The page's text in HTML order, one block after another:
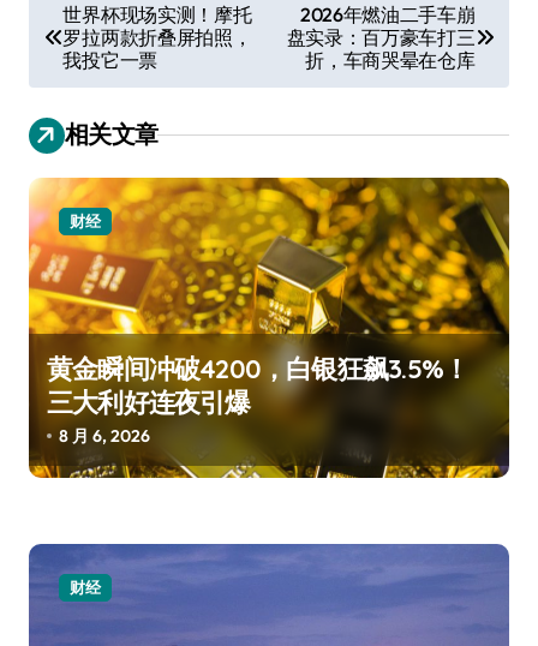
章
导
航
世界杯现场实测！摩托
罗拉两款折叠屏拍照，
我投它一票
2026年燃油二手车崩
盘实录：百万豪车打三
折，车商哭晕在仓库
相关文章
财经
黄金瞬间冲破4200，白银狂飙3.5%！
三大利好连夜引爆
8 月 6, 2026
财经